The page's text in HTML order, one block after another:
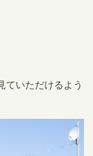
ていただけるよう